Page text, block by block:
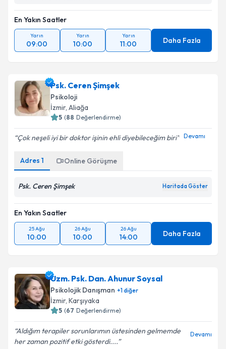
En Yakın Saatler
Yarın
09:00
Yarın
10:00
Yarın
11:00 Daha Fazla
Psk. Ceren Şimşek
Psikoloji
İzmir, Aliağa
5 (88 Değerlendirme)
Çok neşeli iyi bir doktor işinin ehli diyebileceğim biri Devamı
Adres 1 Online Görüşme
Psk. Ceren Şimşek Haritada Göster
En Yakın Saatler
25 Ağu
10:00
26 Ağu
10:00
26 Ağu
14:00 Daha Fazla
Uzm. Psk. Dan. Ahunur Soysal
Psikolojik Danışman +1diğer
İzmir, Karşıyaka
5 (67 Değerlendirme)
Aldığım terapiler sorunlarımın üstesinden gelmemde
her zaman pozitif etki gösterdi....
Devamı